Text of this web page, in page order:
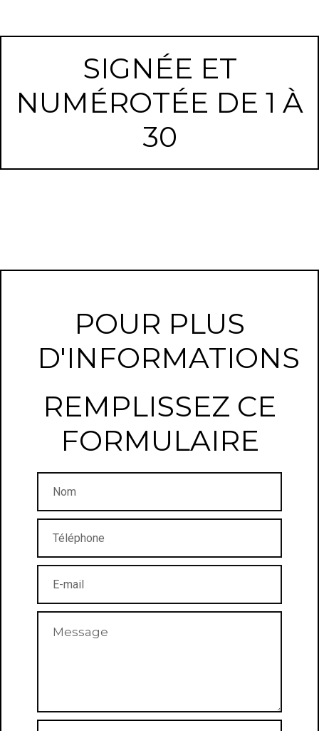
SIGNÉE ET
NUMÉROTÉE DE 1 À
30
POUR PLUS
D'INFORMATIONS
REMPLISSEZ CE
FORMULAIRE